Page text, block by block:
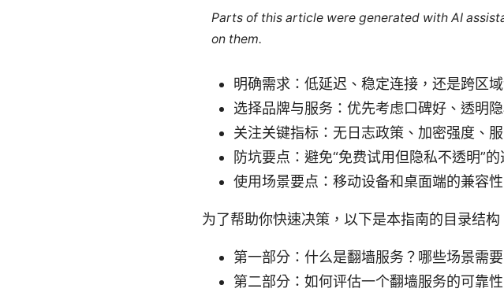
Parts of this article were generated with AI
on them.
明确需求：低延迟、稳定连接，还是跨区
选择品牌与服务：优先考虑口碑好、透明
关注关键指标：无日志政策、加密强度、
防坑要点：避免“免费试用但隐私不透明”
使用场景要点：移动设备和桌面端的兼容
为了帮助你快速决策，以下是本指南的目录结
第一部分：什么是翻墙服务？哪些场景需要
第二部分：如何评估一个翻墙服务的可靠性